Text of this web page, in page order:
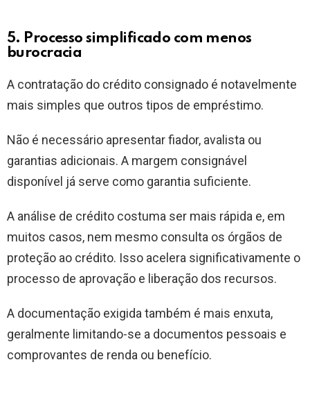
5. Processo simplificado com menos
burocracia
A contratação do crédito consignado é notavelmente
mais simples que outros tipos de empréstimo.
Não é necessário apresentar fiador, avalista ou
garantias adicionais. A margem consignável
disponível já serve como garantia suficiente.
A análise de crédito costuma ser mais rápida e, em
muitos casos, nem mesmo consulta os órgãos de
proteção ao crédito. Isso acelera significativamente o
processo de aprovação e liberação dos recursos.
A documentação exigida também é mais enxuta,
geralmente limitando-se a documentos pessoais e
comprovantes de renda ou benefício.